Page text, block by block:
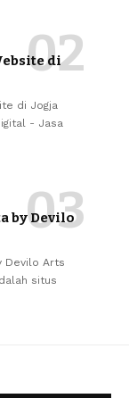
di
di Jogja
- Jasa
by Devilo
Devilo Arts
situs